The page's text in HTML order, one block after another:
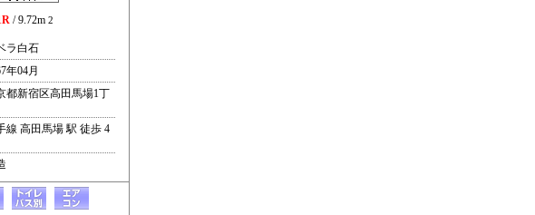
/ 9.72m 2
ラ白石
年04月
都新宿区高田馬場1丁
線 高田馬場 駅 徒歩 4